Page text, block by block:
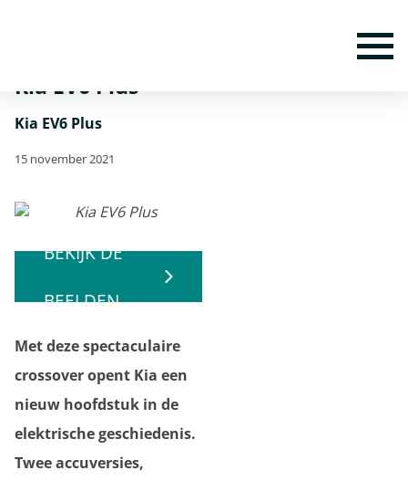
Kia EV6 Plus
Kia EV6 Plus
15 november 2021
BEKIJK DE
BEELDEN
Met deze spectaculaire
crossover opent Kia een
nieuw hoofdstuk in de
elektrische geschiedenis.
Twee accuversies,